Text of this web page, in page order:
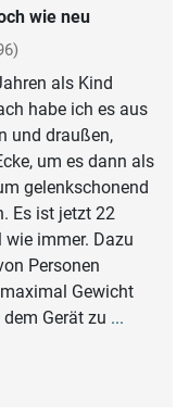
wie neu
als Kind
habe ich es aus
und draußen,
um es dann als
gelenkschonend
Es ist jetzt 22
immer. Dazu
Personen
Gewicht
Gerät zu ...